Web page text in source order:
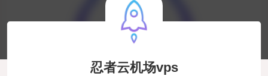
忍者云机场vps